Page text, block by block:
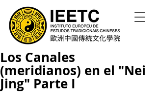
Los Canales
(meridianos) en el "Nei
Jing" Parte I